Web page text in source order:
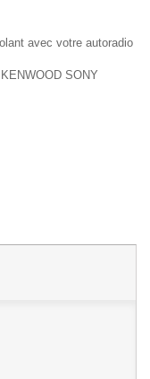
avec votre autoradio
SONY